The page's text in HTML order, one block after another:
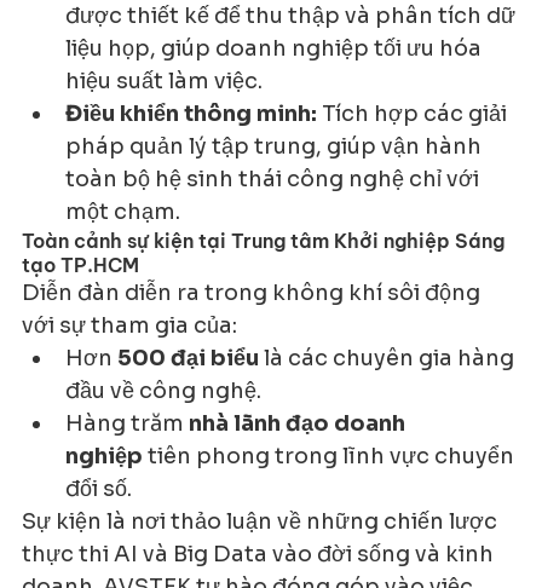
được thiết kế để thu thập và phân tích dữ
liệu họp, giúp doanh nghiệp tối ưu hóa
hiệu suất làm việc.
Điều khiển thông minh: Tích hợp các giải
pháp quản lý tập trung, giúp vận hành
toàn bộ hệ sinh thái công nghệ chỉ với
một chạm.
Toàn cảnh sự kiện tại Trung tâm Khởi nghiệp Sáng
tạo TP.HCM
Diễn đàn diễn ra trong không khí sôi động
với sự tham gia của:
Hơn 500 đại biểu là các chuyên gia hàng
đầu về công nghệ.
Hàng trăm nhà lãnh đạo doanh
nghiệp tiên phong trong lĩnh vực chuyển
đổi số.
Sự kiện là nơi thảo luận về những chiến lược
thực thi AI và Big Data vào đời sống và kinh